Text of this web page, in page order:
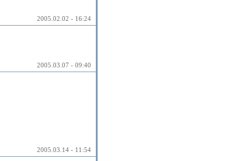
2005.02.02 - 16:24
2005.03.07 - 09:40
2005.03.14 - 11:54